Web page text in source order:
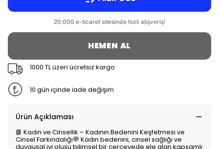
HEMEN AL
1000 TL üzeri ücretsiz kargo
10 gün içinde iade değişim
Ürün Açıklaması
📘 Kadın ve Cinsellik – Kadının Bedenini Keşfetmesi ve
Cinsel Farkındalığı💬 Kadın bedenini, cinsel sağlığı ve
duygusal iyi oluşu bilimsel bir çerçevede ele alan kapsamlı